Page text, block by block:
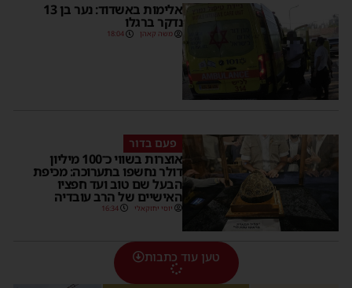
אלימות באשדוד: נער בן 13
נדקר ברגלו
משה קאהן 18:04
פעם בדור
אוצרות בשווי כ־100 מיליון
דולר נחשפו בתערוכה: מכיפת
הבעל שם טוב ועד חפציו
האישיים של הרב עובדיה
יוסי יחזקאלי 16:34
טען עוד כתבות